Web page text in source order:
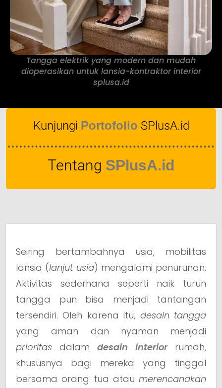
Tangga elektrik yang modern dan mudah
dioperasikan untuk lansia-kontraktor interior
splusa.id
Kunjungi Portofolio SPlusA.id
Tentang SPlusA.id
Seiring bertambahnya usia, mobilitas
lansia (lanjut usia) mengalami penurunan.
Aktivitas sederhana seperti naik turun
tangga pun bisa menjadi tantangan
tersendiri. Oleh karena itu, desain tangga
yang aman dan nyaman menjadi
prioritas dalam desain interiorrumah,
khususnya bagi mereka yang tinggal
bersama orang tua atau merencanakan